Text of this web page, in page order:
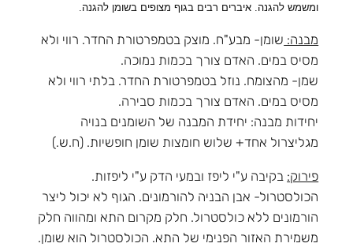
ומשמש להגנה. איברים רבים בגוף מצופים בשומן להגנה.
מבנה: שומן- מבע"ח. מוצק בטמפרטורת החדר. רווי ולא
מסיס במים. האדם צורך בכמות נמוכה.
שמן- מהצומח. נוזל בטמפרטורת החדר. בלתי רווי ולא
מסיס במים. האדם צורך בכמות סבירה.
יחידות מבנה: יחידת המבנה של השומנים בנויה
מגליצרול אחד+ שלוש חומצות שומן חופשיות. (ח.ש.)
פירוק: בקיבה ע"י ליפז ובמעי הדק ע"י ליפזות.
הכולסטרול- אבן הבניה להורמונים. הגוף לא יכול ליצר
הורמונים ללא כולסטרול. חלק מקרום התא ומהווה חלק
משמירת האזור הפנימי של התא. הכולסטרול הוא שומן.